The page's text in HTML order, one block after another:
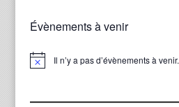
Évènements à venir
Notice Il n’y a pas d’évènements à venir.